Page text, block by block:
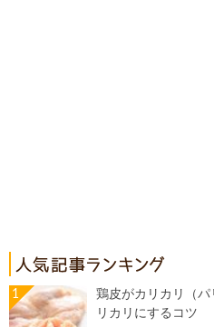
鶏皮がカリカリ（
リカリにするコツ